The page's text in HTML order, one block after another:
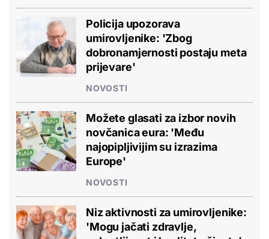
Policija upozorava
umirovljenike: 'Zbog
dobronamjernosti postaju meta
prijevare'
NOVOSTI
Možete glasati za izbor novih
novčanica eura: 'Među
najopipljivijim su izrazima
Europe'
NOVOSTI
Niz aktivnosti za umirovljenike:
'Mogu jačati zdravlje,